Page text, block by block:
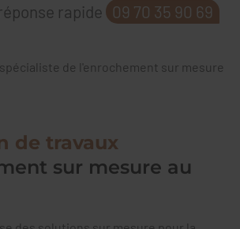
rapide 09 70 35 90 69
de l'enrochement sur mesure
de travaux
sur mesure au